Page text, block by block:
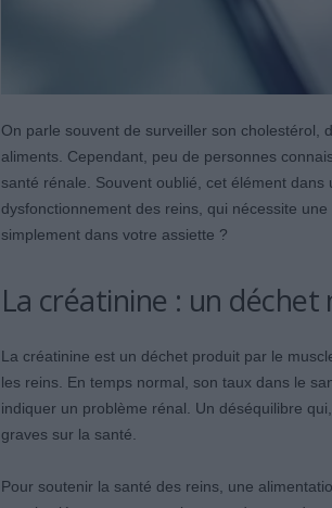
On parle souvent de surveiller son cholestérol,
aliments. Cependant, peu de personnes
santé rénale. Souvent oublié, cet élément
dysfonctionnement des reins, qui nécessite
simplement dans votre assiette ?
La créatinine : un
La créatinine est un déchet produit par le
les reins. En temps normal, son taux dans le
indiquer un problème rénal. Un déséquilibre
graves sur la santé.
Pour soutenir la santé des reins, une